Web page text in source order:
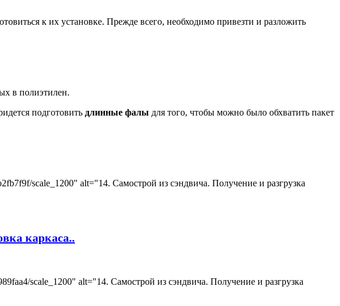
к их установке. Прежде всего, необходимо привезти и разложить
в полиэтилен.
подготовить длинные фалы для того, чтобы можно было обхватить пакет
scale_1200" alt="14. Самострой из сэндвича. Получение и разгрузка
каркаса..
scale_1200" alt="14. Самострой из сэндвича. Получение и разгрузка